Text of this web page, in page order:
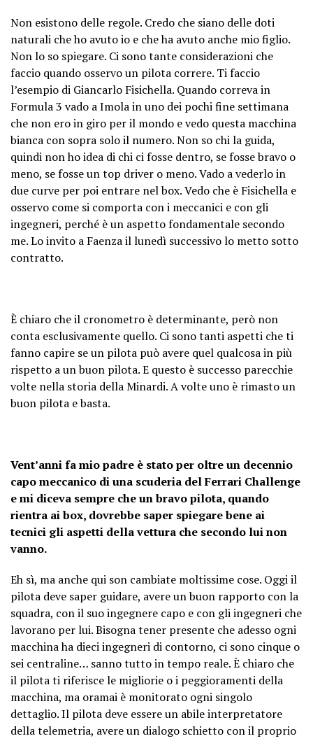
Non esistono delle regole. Credo che siano delle doti
naturali che ho avuto io e che ha avuto anche mio figlio.
Non lo so spiegare. Ci sono tante considerazioni che
faccio quando osservo un pilota correre. Ti faccio
l’esempio di Giancarlo Fisichella. Quando correva in
Formula 3 vado a Imola in uno dei pochi fine settimana
che non ero in giro per il mondo e vedo questa macchina
bianca con sopra solo il numero. Non so chi la guida,
quindi non ho idea di chi ci fosse dentro, se fosse bravo o
meno, se fosse un top driver o meno. Vado a vederlo in
due curve per poi entrare nel box. Vedo che è Fisichella e
osservo come si comporta con i meccanici e con gli
ingegneri, perché è un aspetto fondamentale secondo
me. Lo invito a Faenza il lunedì successivo lo metto sotto
contratto.
È chiaro che il cronometro è determinante, però non
conta esclusivamente quello. Ci sono tanti aspetti che ti
fanno capire se un pilota può avere quel qualcosa in più
rispetto a un buon pilota. E questo è successo parecchie
volte nella storia della Minardi. A volte uno è rimasto un
buon pilota e basta.
Vent’anni fa mio padre è stato per oltre un decennio
capo meccanico di una scuderia del Ferrari Challenge
e mi diceva sempre che un bravo pilota, quando
rientra ai box, dovrebbe saper spiegare bene ai
tecnici gli aspetti della vettura che secondo lui non
vanno.
Eh sì, ma anche qui son cambiate moltissime cose. Oggi il
pilota deve saper guidare, avere un buon rapporto con la
squadra, con il suo ingegnere capo e con gli ingegneri che
lavorano per lui. Bisogna tener presente che adesso ogni
macchina ha dieci ingegneri di contorno, ci sono cinque o
sei centraline… sanno tutto in tempo reale. È chiaro che
il pilota ti riferisce le migliorie o i peggioramenti della
macchina, ma oramai è monitorato ogni singolo
dettaglio. Il pilota deve essere un abile interpretatore
della telemetria, avere un dialogo schietto con il proprio